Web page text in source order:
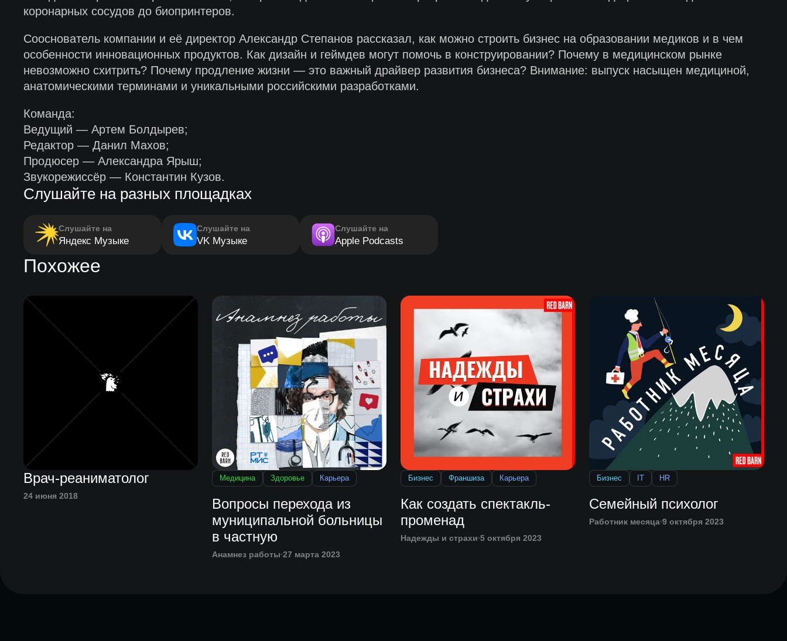
коронарных сосудов до биопринтеров.
Сооснователь компании и её директор Александр Степанов рассказал, как можно строить бизнес на образовании медиков и в чем
особенности инновационных продуктов. Как дизайн и геймдев могут помочь в конструировании? Почему в медицинском рынке
невозможно схитрить? Почему продление жизни — это важный драйвер развития бизнеса? Внимание: выпуск насыщен медициной,
анатомическими терминами и уникальными российскими разработками.
Команда:
Ведущий — Артем Болдырев;
Редактор — Данил Махов;
Продюсер — Александра Ярыш;
Звукорежиссёр — Константин Кузов.
Слушайте на разных площадках
Слушайте на
Яндекс Музыке
Слушайте на
VK Музыке
Слушайте на
Apple Podcasts
Похожее
Врач-реаниматолог
24 июня 2018
Медицина Здоровье Карьера
Вопросы перехода из
муниципальной больницы
в частную
Анамнез работы 27 марта 2023
Бизнес Франшиза Карьера
Как создать спектакль-
променад
Надежды и страхи 5 октября 2023
Бизнес IT HR
Семейный психолог
Работник месяца 9 октября 2023